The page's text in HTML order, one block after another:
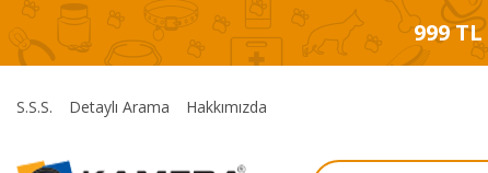
999 TL
S.S.S. Detaylı Arama Hakkımızda